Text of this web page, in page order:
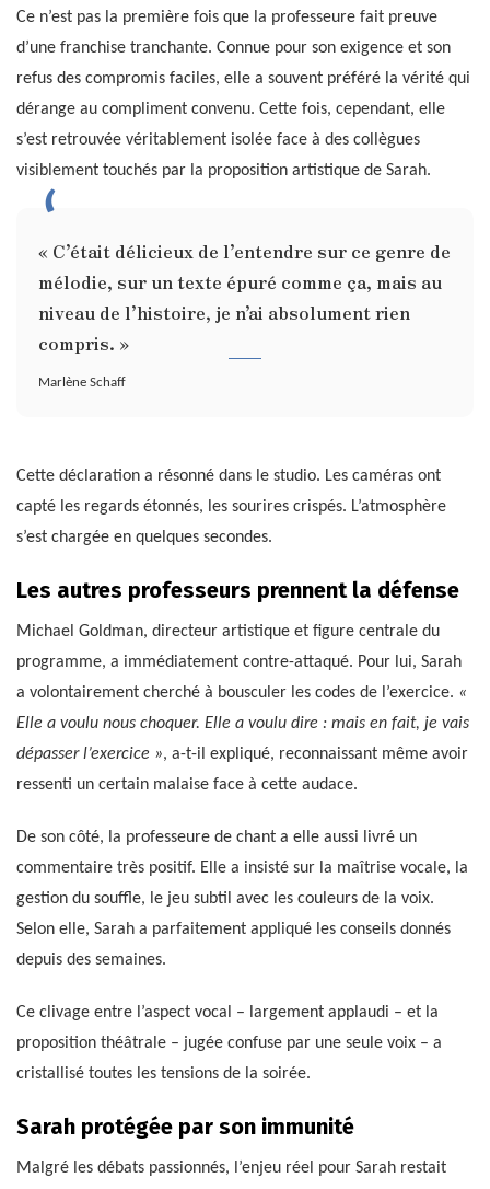
Ce n’est pas la première fois que la professeure fait preuve
d’une franchise tranchante. Connue pour son exigence et son
refus des compromis faciles, elle a souvent préféré la vérité qui
dérange au compliment convenu. Cette fois, cependant, elle
s’est retrouvée véritablement isolée face à des collègues
visiblement touchés par la proposition artistique de Sarah.
« C’était délicieux de l’entendre sur ce genre de
mélodie, sur un texte épuré comme ça, mais au
niveau de l’histoire, je n’ai absolument rien
compris. »
Marlène Schaff
Cette déclaration a résonné dans le studio. Les caméras ont
capté les regards étonnés, les sourires crispés. L’atmosphère
s’est chargée en quelques secondes.
Les autres professeurs prennent la défense
Michael Goldman, directeur artistique et figure centrale du
programme, a immédiatement contre-attaqué. Pour lui, Sarah
a volontairement cherché à bousculer les codes de l’exercice. «
Elle a voulu nous choquer. Elle a voulu dire : mais en fait, je vais
dépasser l’exercice », a-t-il expliqué, reconnaissant même avoir
ressenti un certain malaise face à cette audace.
De son côté, la professeure de chant a elle aussi livré un
commentaire très positif. Elle a insisté sur la maîtrise vocale, la
gestion du souffle, le jeu subtil avec les couleurs de la voix.
Selon elle, Sarah a parfaitement appliqué les conseils donnés
depuis des semaines.
Ce clivage entre l’aspect vocal – largement applaudi – et la
proposition théâtrale – jugée confuse par une seule voix – a
cristallisé toutes les tensions de la soirée.
Sarah protégée par son immunité
Malgré les débats passionnés, l’enjeu réel pour Sarah restait